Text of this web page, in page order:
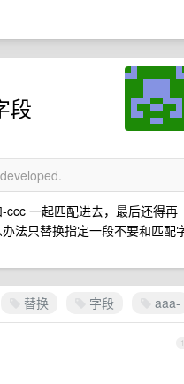
段
一起匹配进去，最后还得再
法只替换指定一段不要和匹配
替换 字段 aaa-
1